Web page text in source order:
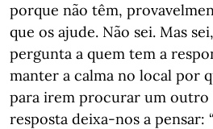
porque não têm,
que os ajude. Não sei. Mas
pergunta a quem tem a
manter a calma no local por
para irem procurar um
resposta deixa-nos a pensar: